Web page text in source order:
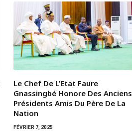
Le Chef De L’Etat Faure
Gnassingbé Honore Des Anciens
Présidents Amis Du Père De La
Nation
FÉVRIER 7, 2025